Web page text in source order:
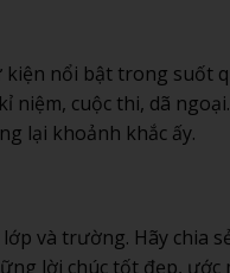
kiện nổi bật trong suốt
niệm, cuộc thi, dã
lại khoảnh khắc ấy.
và trường. Hãy chia
lời chúc tốt đẹp, ước